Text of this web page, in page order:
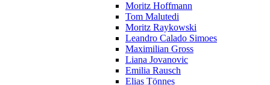
Moritz Hoffmann
Tom Malutedi
Moritz Raykowski
Leandro Calado Simoes
Maximilian Gross
Liana Jovanovic
Emilia Rausch
Elias Tönnes